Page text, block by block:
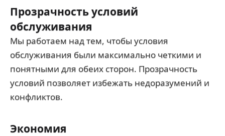
Прозрачность условий
обслуживания
Мы работаем над тем, чтобы условия
обслуживания были максимально четкими и
понятными для обеих сторон. Прозрачность
условий позволяет избежать недоразумений и
конфликтов.
Экономия